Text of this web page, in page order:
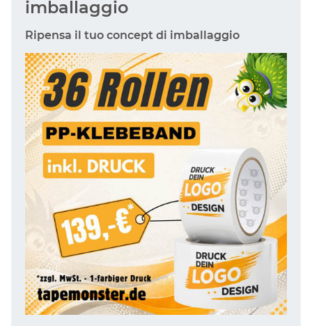
imballaggio
Ripensa il tuo concept di imballaggio